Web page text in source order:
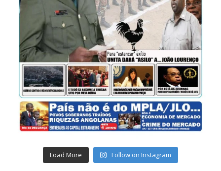
Load More Follow on Instagram